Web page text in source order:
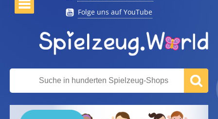
Folge uns auf YouTube